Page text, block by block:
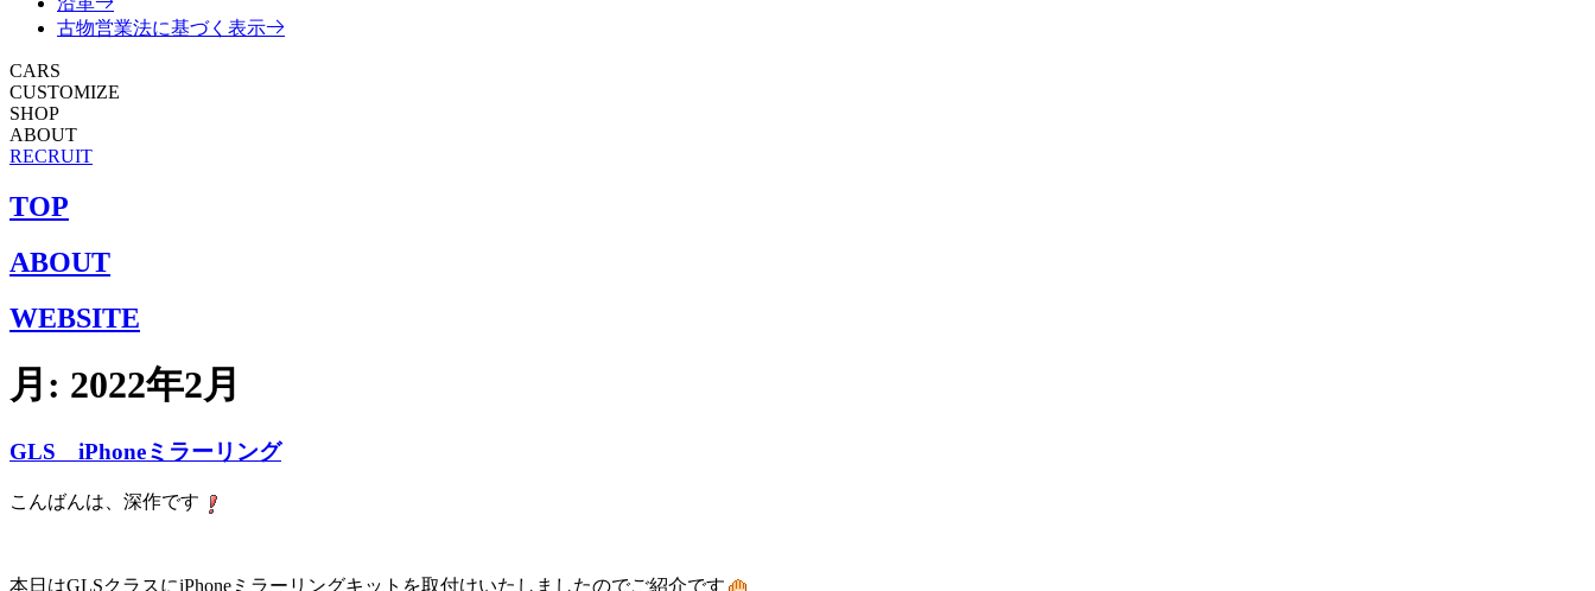
古物営業法に基づく表示
CARS
CUSTOMIZE
SHOP
ABOUT
RECRUIT
TOP
ABOUT
WEBSITE
月: 2022年2月
GLS iPhoneミラーリング
こんばんは、深作です
本日はGLSクラスにiPhoneミラーリングキットを取付けいたしましたのでご紹介です